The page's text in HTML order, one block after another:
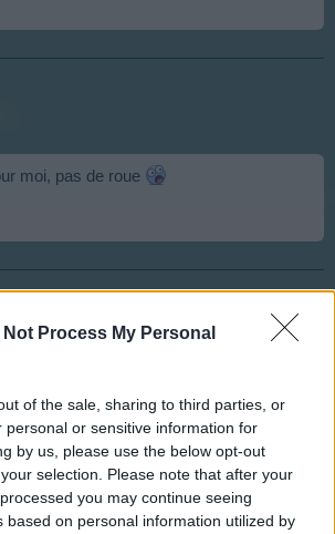
Not Process My Personal
of the sale, sharing to third parties, or
personal or sensitive information for
by us, please use the below opt-out
selection. Please note that after your
you may continue seeing
based on personal information utilized by
moi, pas de roue
pays de l'Union européenne qui ont
théorisé que cela a à voir avec le
dans ces pays. Mais je n'ai
à ce sujet. J'ai contacté les
je le ferai savoir quand j'aurai une